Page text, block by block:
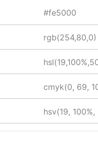
#fe5000
rgb(254,80,0)
cmyk(0, 69,
hsv(19, 100%,